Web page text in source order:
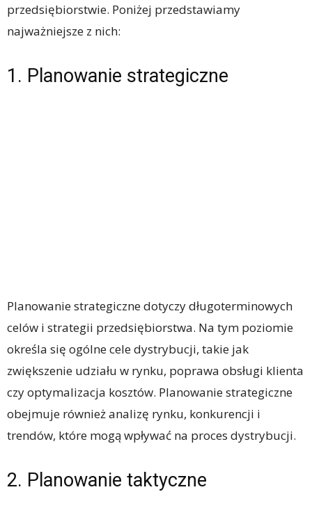
przedsiębiorstwie. Poniżej przedstawiamy
najważniejsze z nich:
1. Planowanie strategiczne
Planowanie strategiczne dotyczy długoterminowych
celów i strategii przedsiębiorstwa. Na tym poziomie
określa się ogólne cele dystrybucji, takie jak
zwiększenie udziału w rynku, poprawa obsługi klienta
czy optymalizacja kosztów. Planowanie strategiczne
obejmuje również analizę rynku, konkurencji i
trendów, które mogą wpływać na proces dystrybucji.
2. Planowanie taktyczne